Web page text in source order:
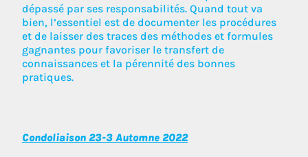
dépassé par ses responsabilités. Quand tout va
bien, l’essentiel est de documenter les procédures
et de laisser des traces des méthodes et formules
gagnantes pour favoriser le transfert de
connaissances et la pérennité des bonnes
pratiques.
Condoliaison 23-3 Automne 2022